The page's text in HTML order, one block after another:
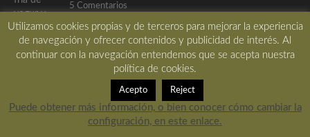
5 Comentarios
Patatas bravas al estilo de las tabernas madrileñas, la
receta tradicional de las tabernas de Madrid, con
Utilizamos cookies propias y de terceros para mejorar la experiencia
de navegación y ofrecer contenidos y publicidad de interés. Al
continuar con la navegación entendemos que se acepta nuestra
política de cookies.
Acepto Reject
Puede obtener más información, o bien conocer cómo cambiar la
configuración, en este enlace.